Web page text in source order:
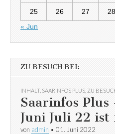
25 26 27 28
« Jun
ZU BESUCH BEI:
INHALT, SAARINFOS PLUS ZU
Saarinfos Plus
Juni Juli 22 ist
von admin • 01. Juni 2022